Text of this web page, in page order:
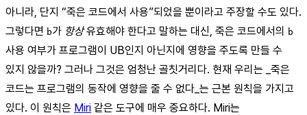
아니라, 단지 “죽은 코드에서 사용”되었을 뿐이라고 주장할 수도 있다.
그렇다면 b가 항상유효해야 한다고 말하는 대신, 죽은 코드에서의 b
사용 여부가 프로그램이 UB인지 아닌지에 영향을 주도록 만들 수
있지 않을까? 그러나 그것은 엄청난 골칫거리다. 현재 우리는 _죽은
코드는 프로그램의 동작에 영향을 줄 수 없다_는 근본 원칙을 가지고
있다. 이 원칙은 Miri 같은 도구에 매우 중요하다. Miri는